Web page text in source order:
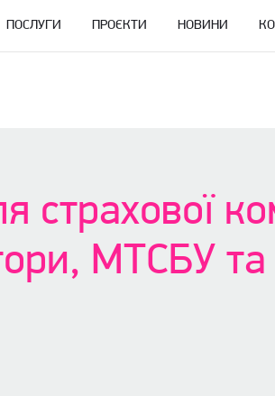
ПОСЛУГИ ПРОЄКТИ НОВИНИ
страхової
МТСБУ та